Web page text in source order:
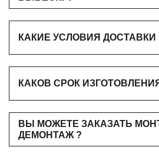
КАКИЕ УСЛОВИЯ ДОСТАВКИ
ВЫ МОЖЕТЕ ЗАКАЗАТЬ
ДЕМОНТАЖ ?